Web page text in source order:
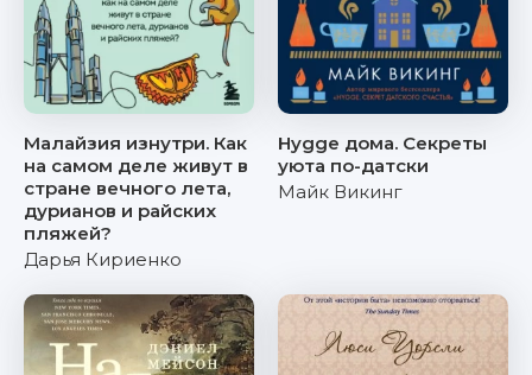
Малайзия изнутри. Как
на самом деле живут в
стране вечного лета,
дурианов и райских
пляжей?
Дарья Кириенко
Hygge дома. Секреты
уюта по-датски
Майк Викинг